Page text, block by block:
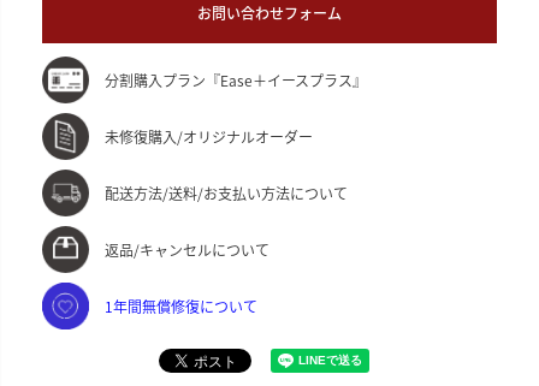
お問い合わせフォーム
分割購入プラン『Ease＋イースプラス』
未修復購入/オリジナルオーダー
配送方法/送料/お支払い方法について
返品/キャンセルについて
1年間無償修復について